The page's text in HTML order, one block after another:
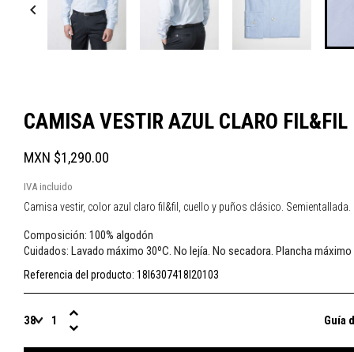

CAMISA VESTIR AZUL CLARO FIL&FIL
MXN $1,290.00
IVA incluido
Camisa vestir, color azul claro fil&fil, cuello y puños clásico. Semientallada.
Composición: 100% algodón
Cuidados: Lavado máximo 30ºC. No lejía. No secadora. Plancha máximo
Referencia del producto: 18I6307418I20103
Guía